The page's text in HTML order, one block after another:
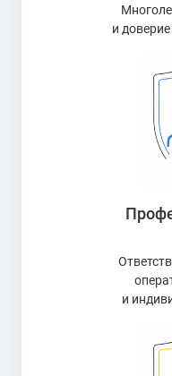
и
и